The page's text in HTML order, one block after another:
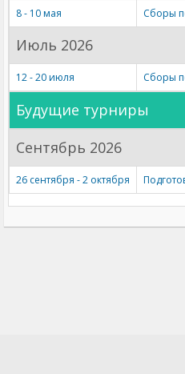
8 - 10 мая Сборы
Июль 2026
12 - 20 июля Сборы
Будущие турниры
Сентябрь 2026
26 сентября - 2 октября